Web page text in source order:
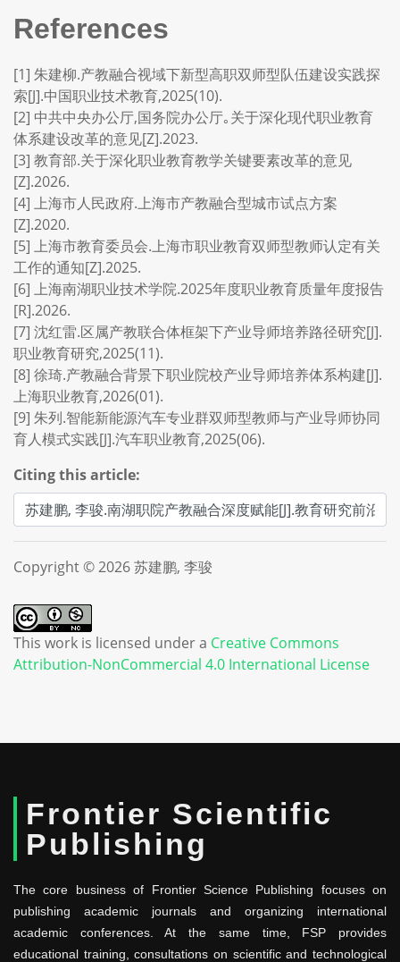
References
[1] 朱建柳.产教融合视域下新型高职双师型队伍建设实践探
索[J].中国职业技术教育,2025(10).
[2] 中共中央办公厅,国务院办公厅｡关于深化现代职业教育
体系建设改革的意见[Z].2023.
[3] 教育部.关于深化职业教育教学关键要素改革的意见
[Z].2026.
[4] 上海市人民政府.上海市产教融合型城市试点方案
[Z].2020.
[5] 上海市教育委员会.上海市职业教育双师型教师认定有关
工作的通知[Z].2025.
[6] 上海南湖职业技术学院.2025年度职业教育质量年度报告
[R].2026.
[7] 沈红雷.区属产教联合体框架下产业导师培养路径研究[J].
职业教育研究,2025(11).
[8] 徐琦.产教融合背景下职业院校产业导师培养体系构建[J].
上海职业教育,2026(01).
[9] 朱列.智能新能源汽车专业群双师型教师与产业导师协同
育人模式实践[J].汽车职业教育,2025(06).
Citing this article:
Copyright © 2026 苏建鹏, 李骏
This work is licensed under a Creative Commons
Attribution-NonCommercial 4.0 International License
Frontier Scientific
Publishing
The core business of Frontier Science Publishing focuses on
publishing academic journals and organizing international
academic conferences. At the same time, FSP provides
educational training, consultations on scientific and technological